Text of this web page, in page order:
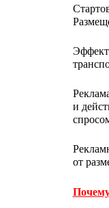
и
от